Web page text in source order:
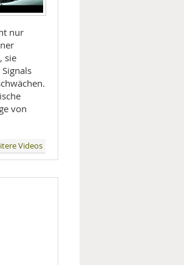
nur
sie
von
Videos